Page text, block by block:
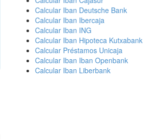
Calcular Iban Deutsche Bank
Calcular Iban Ibercaja
Calcular Iban ING
Calcular Iban Hipoteca Kutxabank
Calcular Préstamos Unicaja
Calcular Iban Iban Openbank
Calcular Iban Liberbank